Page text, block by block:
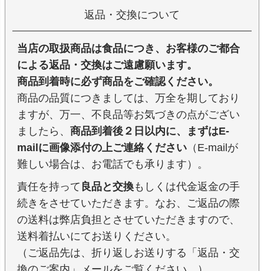
返品・交換について
当店の取扱商品は食品につき、お客様のご都合
による返品・交換はご遠慮願います。
商品到着時に必ず商品をご確認ください。
商品の品質につきましては、万全を期しており
ますが、万一、不良品等お気づきの点がござい
ましたら、 商品到着後２日以内に、まずはE-
mailに画像添付の上ご連絡ください （E-mailが
難しい場合は、お電話でも承ります）。
責任を持って 良品と交換もしくは代金返金の手
続きをさせていただきます。なお、ご返品の際
の送料は弊店負担とさせていただきますので、
送料着払いにてお送りください。
（ご返品先は、折り返しお送りする「返品・交